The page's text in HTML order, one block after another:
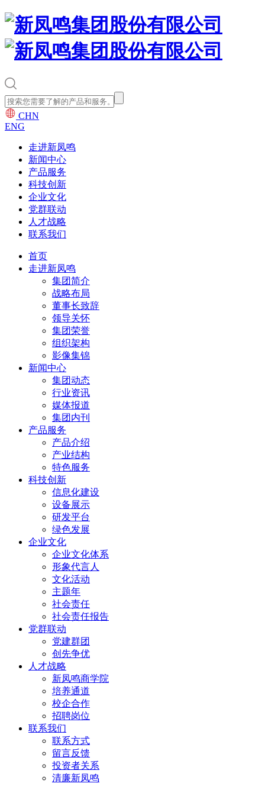
CHN
ENG
走进新凤鸣
新闻中心
产品服务
科技创新
企业文化
党群联动
人才战略
联系我们
首页
走进新凤鸣
集团简介
战略布局
董事长致辞
领导关怀
集团荣誉
组织架构
影像集锦
新闻中心
集团动态
行业资讯
媒体报道
集团内刊
产品服务
产品介绍
产业结构
特色服务
科技创新
信息化建设
设备展示
研发平台
绿色发展
企业文化
企业文化体系
形象代言人
文化活动
主题年
社会责任
社会责任报告
党群联动
党建群团
创先争优
人才战略
新凤鸣商学院
培养通道
校企合作
招聘岗位
联系我们
联系方式
留言反馈
投资者关系
清廉新凤鸣